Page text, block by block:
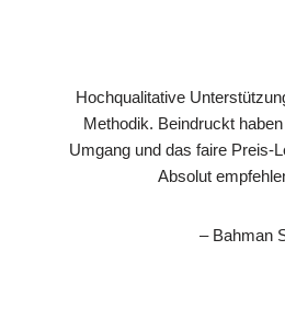
Hochqualitative
Methodik. Beindruckt
Umgang und das faire Preis-
Absolut
– Bahman